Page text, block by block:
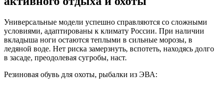
Универсальные модели успешно справляются со сложными
условиями, адаптированы к климату России. При наличии
вкладыша ноги остаются теплыми в сильные морозы, в
ледяной воде. Нет риска замерзнуть, вспотеть, находясь долго
в засаде, преодолевая сугробы, наст.
Резиновая обувь для охоты, рыбалки из ЭВА: